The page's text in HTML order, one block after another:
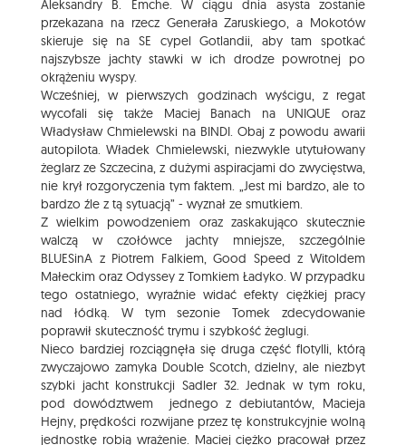
Aleksandry B. Emche. W ciągu dnia asysta zostanie
przekazana na rzecz Generała Zaruskiego, a Mokotów
skieruje się na SE cypel Gotlandii, aby tam spotkać
najszybsze jachty stawki w ich drodze powrotnej po
okrążeniu wyspy.
Wcześniej, w pierwszych godzinach wyścigu, z regat
wycofali się także Maciej Banach na UNIQUE oraz
Władysław Chmielewski na BINDI. Obaj z powodu awarii
autopilota. Władek Chmielewski, niezwykle utytułowany
żeglarz ze Szczecina, z dużymi aspiracjami do zwycięstwa,
nie krył rozgoryczenia tym faktem. „Jest mi bardzo, ale to
bardzo źle z tą sytuacją” - wyznał ze smutkiem.
Z wielkim powodzeniem oraz zaskakująco skutecznie
walczą w czołówce jachty mniejsze, szczególnie
BLUESinA z Piotrem Falkiem, Good Speed z Witoldem
Małeckim oraz Odyssey z Tomkiem Ładyko. W przypadku
tego ostatniego, wyraźnie widać efekty ciężkiej pracy
nad łódką. W tym sezonie Tomek zdecydowanie
poprawił skuteczność trymu i szybkość żeglugi.
Nieco bardziej rozciągnęła się druga część flotylli, którą
zwyczajowo zamyka Double Scotch, dzielny, ale niezbyt
szybki jacht konstrukcji Sadler 32. Jednak w tym roku,
pod dowództwem jednego z debiutantów, Macieja
Hejny, prędkości rozwijane przez tę konstrukcyjnie wolną
jednostkę robią wrażenie. Maciej ciężko pracował przez